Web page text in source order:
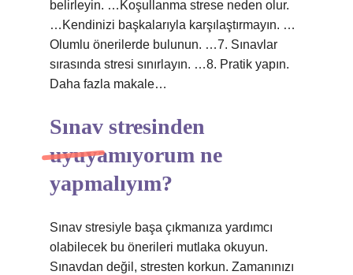
belirleyin. …Koşullanma strese neden olur.
…Kendinizi başkalarıyla karşılaştırmayın. …
Olumlu önerilerde bulunun. …7. Sınavlar
sırasında stresi sınırlayın. …8. Pratik yapın.
Daha fazla makale…
Sınav stresinden
uyuyamıyorum ne
yapmalıyım?
Sınav stresiyle başa çıkmanıza yardımcı
olabilecek bu önerileri mutlaka okuyun.
Sınavdan değil, stresten korkun. Zamanınızı